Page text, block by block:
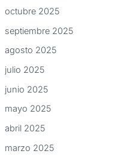
octubre 2025
septiembre 2025
agosto 2025
julio 2025
junio 2025
mayo 2025
abril 2025
marzo 2025